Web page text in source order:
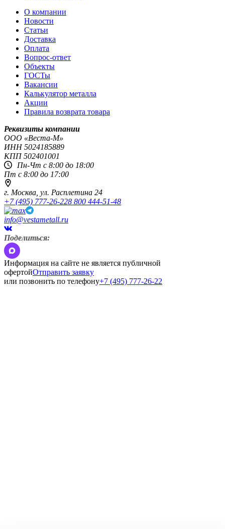
О компании
Новости
Статьи
Доставка
Оплата
Вопрос-ответ
Объекты
ГОСТы
Вакансии
Калькулятор металла
Акции
Правила возврата товара
Реквизиты компании
OOO «Веста-М»
ИНН5024185889
КПП502401001
Пн-Чт с 8:00 до 18:00
Пт с 8:00 до 17:00
г. Москва, ул. Расплетина 24
+7 (495) 777-26-228 800 444-51-48
info@vestametall.ru
Поделиться:
Информация на сайте не является публичной
офертойОтправить заявку
или позвонить по телефону+7 (495) 777-26-22